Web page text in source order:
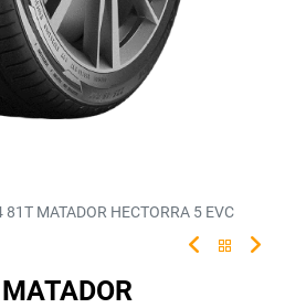
MATADOR HECTORRA 5 EVC